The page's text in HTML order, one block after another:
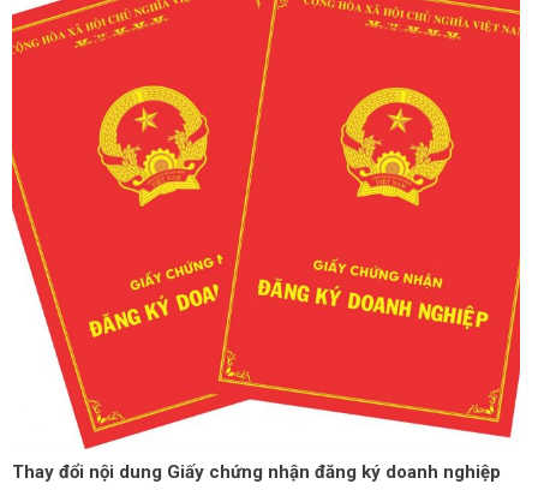
Thay đổi nội dung Giấy chứng nhận đăng ký doanh nghiệp